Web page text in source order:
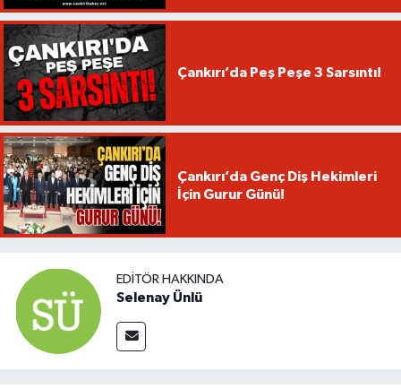
Çankırı’da Peş Peşe 3 Sarsıntı!
Çankırı’da Genç Diş Hekimleri
İçin Gurur Günü!
EDITÖR HAKKINDA
Selenay Ünlü